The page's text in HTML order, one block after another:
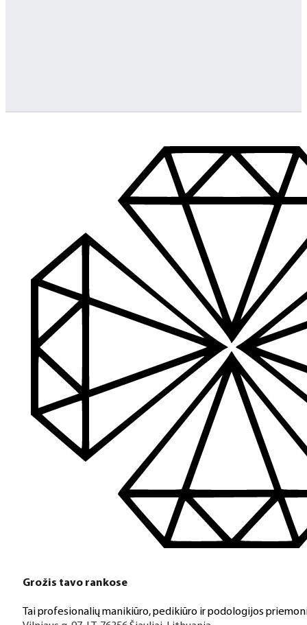
Jeigu turite klausimų ar iškilo problemų su užsakymu, mus
Aukštos kokybės produkcija
Mes siūlome tik aukščiausios kokybės produktus nagams,
Platus prekių katalogas
Turime daugiau nei 3000 produktų visiems Jūsų poreikiams
PDF katalogas
Greitas pristatymas
Visus produktus turime vietoje ir pristatome visoje
Jeigu turite klausimų ar iškilo problemų su užsakymu, mus
Aukštos kokybės produkcija